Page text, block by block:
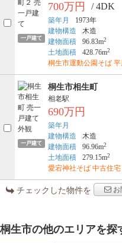
一戸建て
700万円 / 4DK
築年月
1973年
建物構造
木造
建物面積
96.83m2
土地面積 428.76m2
桐生市運動公園そば
一戸建て
桐生市相生町
相老駅
690万円
築年月
建物構造
木造
建物面積
96.96m2
土地面積 279.15m2
愛宕神社そば 中古住
チェックした物件を お
桐生市の他のエリアを探